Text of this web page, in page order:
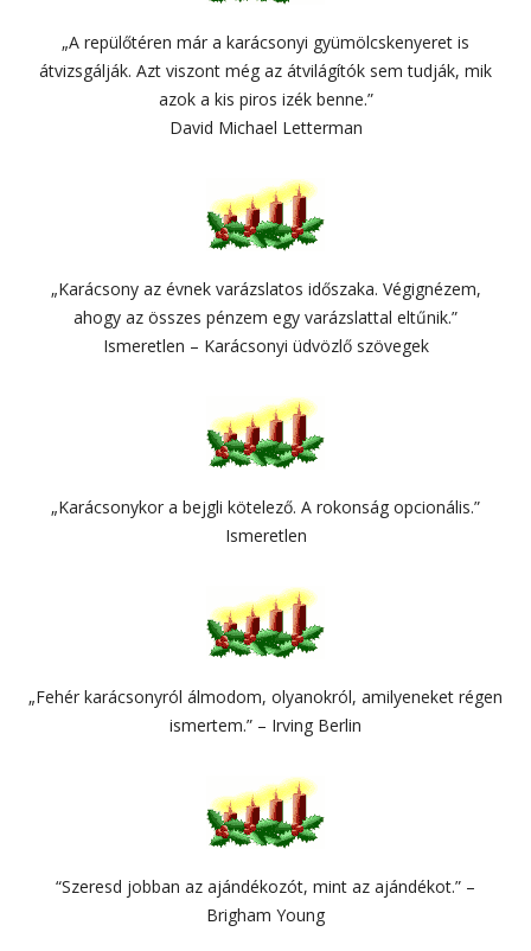
„A repülőtéren már a karácsonyi gyümölcskenyeret is
átvizsgálják. Azt viszont még az átvilágítók sem tudják, mik
azok a kis piros izék benne.”
David Michael Letterman
„Karácsony az évnek varázslatos időszaka. Végignézem,
ahogy az összes pénzem egy varázslattal eltűnik.”
Ismeretlen – Karácsonyi üdvözlő szövegek
„Karácsonykor a bejgli kötelező. A rokonság opcionális.”
Ismeretlen
„Fehér karácsonyról álmodom, olyanokról, amilyeneket régen
ismertem.” – Irving Berlin
“Szeresd jobban az ajándékozót, mint az ajándékot.” –
Brigham Young